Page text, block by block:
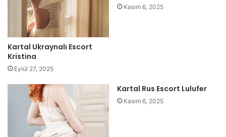
Kartal Ukraynalı Escort
Kristina
Eylül 27, 2025
Kasım 6, 2025
Kartal Rus Escort Lulufer
Kasım 6, 2025